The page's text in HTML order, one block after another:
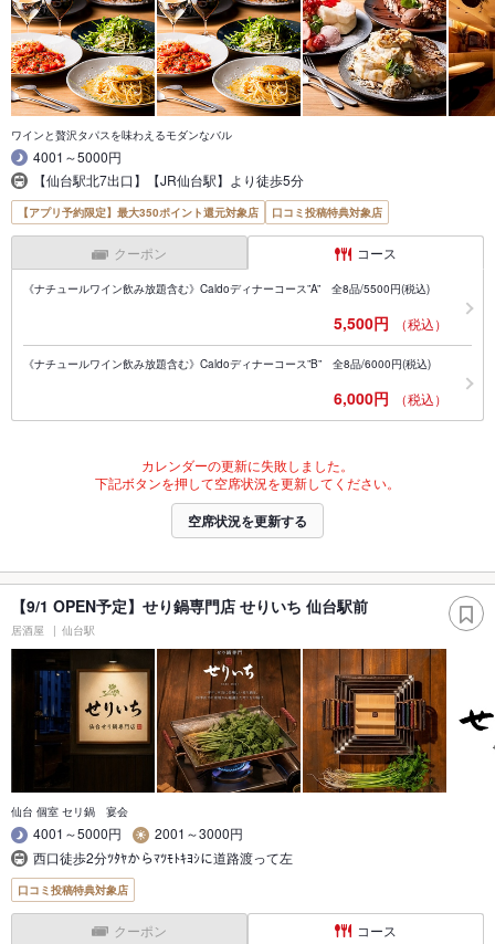
ワインと贅沢タパスを味わえるモダンなバル
4001～5000円
【仙台駅北7出口】【JR仙台駅】より徒歩5分
【アプリ予約限定】最大350ポイント還元対象店 口コミ投稿特典対象店
クーポン コース
《ナチュールワイン飲み放題含む》Caldoディナーコース”A” 全8品/5500円(税込)
5,500円 （税込）
《ナチュールワイン飲み放題含む》Caldoディナーコース”B” 全8品/6000円(税込)
6,000円 （税込）
カレンダーの更新に失敗しました。
下記ボタンを押して空席状況を更新してください。
空席状況を更新する
【9/1 OPEN予定】せり鍋専門店 せりいち 仙台駅前
居酒屋 仙台駅
仙台 個室 セリ鍋 宴会
4001～5000円
2001～3000円
西口徒歩2分ﾂﾀﾔからﾏﾂﾓﾄｷﾖｼに道路渡って左
口コミ投稿特典対象店
クーポン コース